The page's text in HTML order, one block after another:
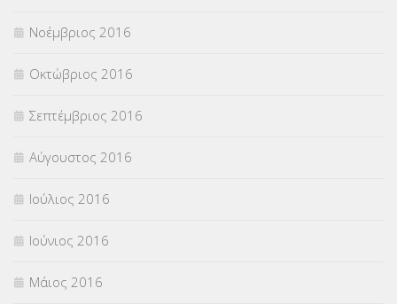
Νοέμβριος 2016
Οκτώβριος 2016
Σεπτέμβριος 2016
Αύγουστος 2016
Ιούλιος 2016
Ιούνιος 2016
Μάιος 2016